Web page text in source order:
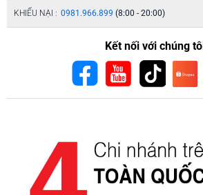
KHIẾU NẠI : 0981.966.899 (8:00 - 20:00)
Kết nối với chúng